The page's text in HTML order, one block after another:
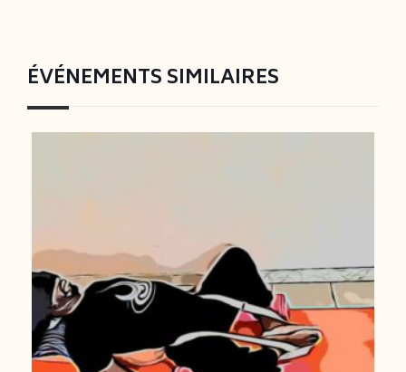
ÉVÉNEMENTS SIMILAIRES